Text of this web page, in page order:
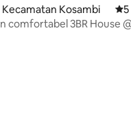
Kosambi
5
comfortabel 3BR House